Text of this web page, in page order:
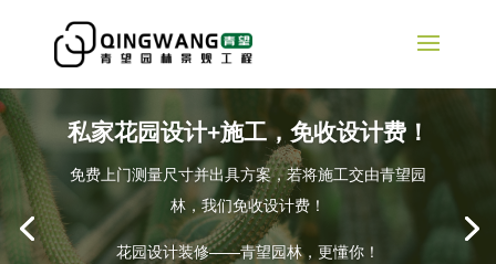
私家花园设计+施工，免收设计费！
免费上门测量尺寸并出具方案，若将施工交由青望园
林，我们免收设计费！
花园设计装修——青望园林，更懂你！